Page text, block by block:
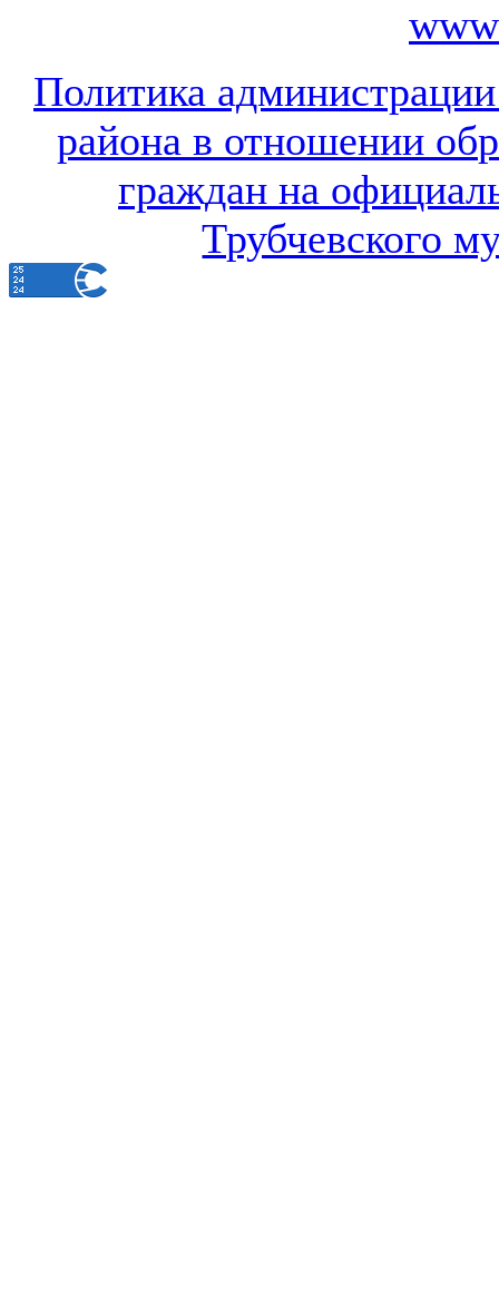
Политика
района в отношении
граждан на
Трубчевского